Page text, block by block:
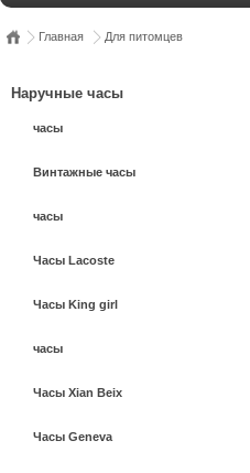
Главная Для питомцев
Наручные часы
часы
Винтажные часы
часы
Часы Lacoste
Часы King girl
часы
Часы Xian Beix
Часы Geneva